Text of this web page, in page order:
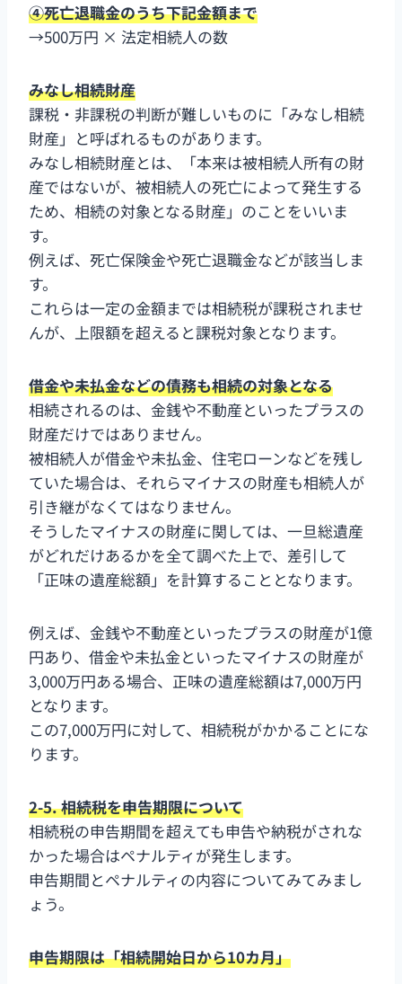
④死亡退職金のうち下記金額まで
→500万円 × 法定相続人の数
みなし相続財産
課税・非課税の判断が難しいものに「みなし相続
財産」と呼ばれるものがあります。
みなし相続財産とは、「本来は被相続人所有の財
産ではないが、被相続人の死亡によって発生する
ため、相続の対象となる財産」のことをいいま
す。
例えば、死亡保険金や死亡退職金などが該当しま
す。
これらは一定の金額までは相続税が課税されませ
んが、上限額を超えると課税対象となります。
借金や未払金などの債務も相続の対象となる
相続されるのは、金銭や不動産といったプラスの
財産だけではありません。
被相続人が借金や未払金、住宅ローンなどを残し
ていた場合は、それらマイナスの財産も相続人が
引き継がなくてはなりません。
そうしたマイナスの財産に関しては、一旦総遺産
がどれだけあるかを全て調べた上で、差引して
「正味の遺産総額」を計算することとなります。
例えば、金銭や不動産といったプラスの財産が1億
円あり、借金や未払金といったマイナスの財産が
3,000万円ある場合、正味の遺産総額は7,000万円
となります。
この7,000万円に対して、相続税がかかることにな
ります。
2-5. 相続税を申告期限について
相続税の申告期間を超えても申告や納税がされな
かった場合はペナルティが発生します。
申告期間とペナルティの内容についてみてみまし
ょう。
申告期限は「相続開始日から10カ月」